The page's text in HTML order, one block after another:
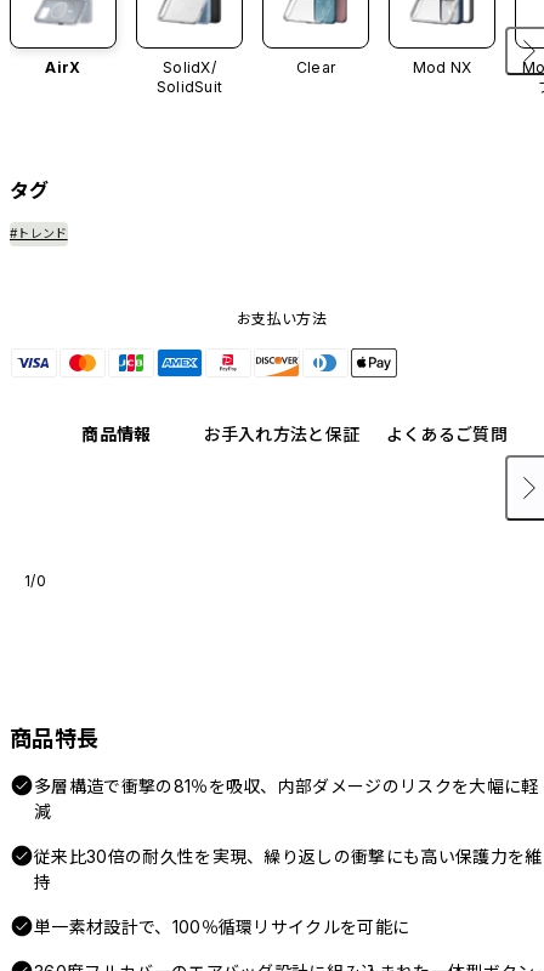
AirX
SolidX/
SolidSuit
Clear Mod NX
タグ
#トレンド
お支払い方法
商品情報 お手入れ方法と保証 よくあるご質問
1/0
商品特長
多層構造で衝撃の81％を吸収、内部ダメージのリスクを大幅に軽
減
従来比30倍の耐久性を実現、繰り返しの衝撃にも高い保護力を維
持
単一素材設計で、100％循環リサイクルを可能に